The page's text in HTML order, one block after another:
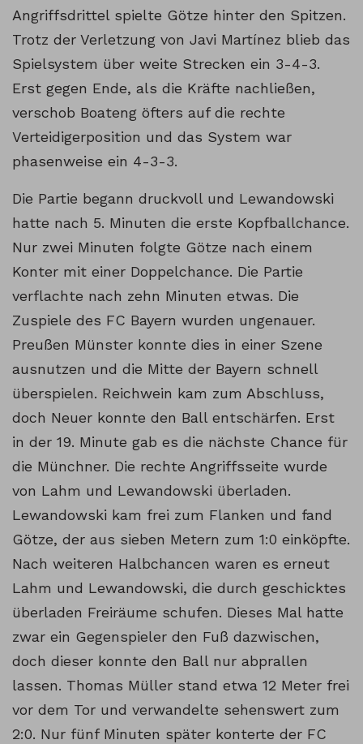
Angriffsdrittel spielte Götze hinter den Spitzen.
Trotz der Verletzung von Javi Martínez blieb das
Spielsystem über weite Strecken ein 3-4-3.
Erst gegen Ende, als die Kräfte nachließen,
verschob Boateng öfters auf die rechte
Verteidigerposition und das System war
phasenweise ein 4-3-3.
Die Partie begann druckvoll und Lewandowski
hatte nach 5. Minuten die erste Kopfballchance.
Nur zwei Minuten folgte Götze nach einem
Konter mit einer Doppelchance. Die Partie
verflachte nach zehn Minuten etwas. Die
Zuspiele des FC Bayern wurden ungenauer.
Preußen Münster konnte dies in einer Szene
ausnutzen und die Mitte der Bayern schnell
überspielen. Reichwein kam zum Abschluss,
doch Neuer konnte den Ball entschärfen. Erst
in der 19. Minute gab es die nächste Chance für
die Münchner. Die rechte Angriffsseite wurde
von Lahm und Lewandowski überladen.
Lewandowski kam frei zum Flanken und fand
Götze, der aus sieben Metern zum 1:0 einköpfte.
Nach weiteren Halbchancen waren es erneut
Lahm und Lewandowski, die durch geschicktes
überladen Freiräume schufen. Dieses Mal hatte
zwar ein Gegenspieler den Fuß dazwischen,
doch dieser konnte den Ball nur abprallen
lassen. Thomas Müller stand etwa 12 Meter frei
vor dem Tor und verwandelte sehenswert zum
2:0. Nur fünf Minuten später konterte der FC